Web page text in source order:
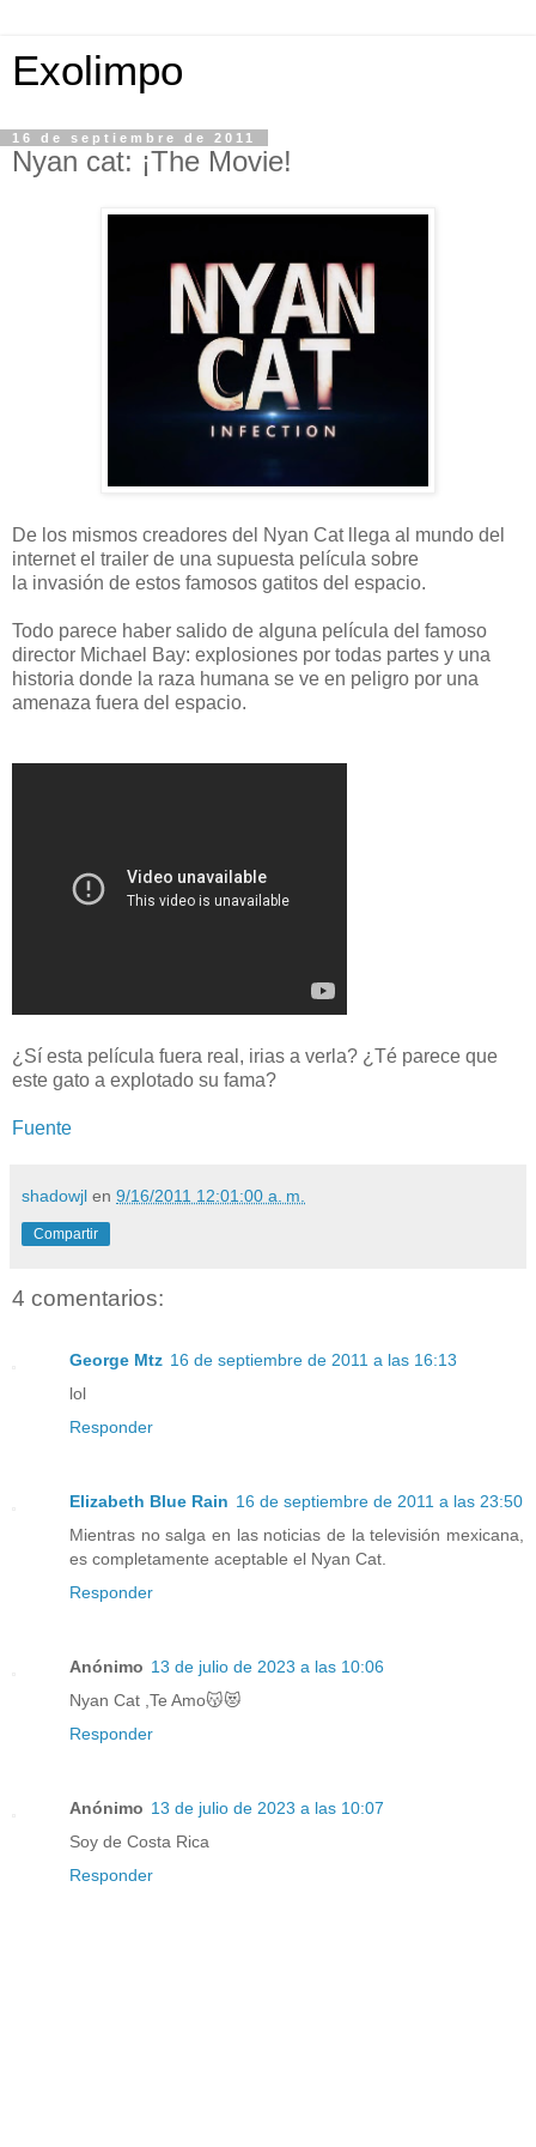
Exolimpo
16 de septiembre de 2011
Nyan cat: ¡The Movie!
De los mismos creadores del Nyan Cat llega al mundo del
internet el trailer de una supuesta película sobre
la invasión de estos famosos gatitos del espacio.
Todo parece haber salido de alguna película del famoso
director Michael Bay: explosiones por todas partes y una
historia donde la raza humana se ve en peligro por una
amenaza fuera del espacio.
¿Sí esta película fuera real, irias a verla? ¿Té parece que
este gato a explotado su fama?
Fuente
shadowjl en 9/16/2011 12:01:00 a. m.
Compartir
4 comentarios:
George Mtz 16 de septiembre de 2011 a las 16:13
lol
Responder
Elizabeth Blue Rain 16 de septiembre de 2011 a las 23:50
Mientras no salga en las noticias de la televisión mexicana,
es completamente aceptable el Nyan Cat.
Responder
Anónimo 13 de julio de 2023 a las 10:06
Nyan Cat ,Te Amo😽😻
Responder
Anónimo 13 de julio de 2023 a las 10:07
Soy de Costa Rica
Responder